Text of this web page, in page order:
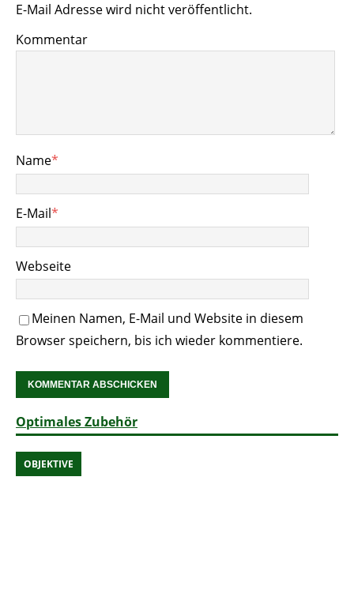
E-Mail Adresse wird nicht veröffentlicht.
Kommentar
Name*
E-Mail*
Webseite
Meinen Namen, E-Mail und Website in diesem
Browser speichern, bis ich wieder kommentiere.
Optimales Zubehör
OBJEKTIVE